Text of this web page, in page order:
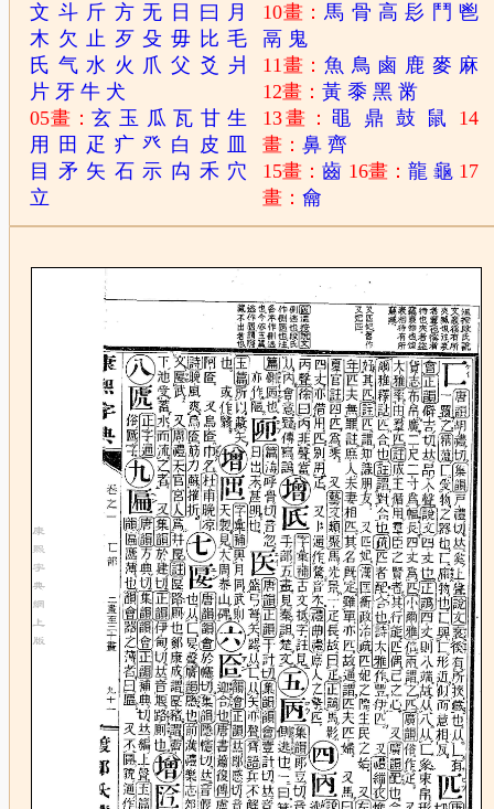
文 斗 斤 方 无 日 曰 月
木 欠 止 歹 殳 毋 比 毛
氏 气 水 火 爪 父 爻 爿
片 牙 牛 犬
05畫：玄 玉 瓜 瓦 甘 生
用
田 疋 疒 癶 白 皮
目
矛 矢 石 示 禸 禾 穴
立
10畫：馬 骨 高 髟 鬥 鬯
鬲 鬼
11畫：魚 鳥 鹵 鹿 麥 麻
12畫：黃 黍 黑 黹
13畫： 黽 鼎 鼓 鼠
14
畫：鼻 齊
15畫：齒 16畫： 龍 龜 17
畫：龠